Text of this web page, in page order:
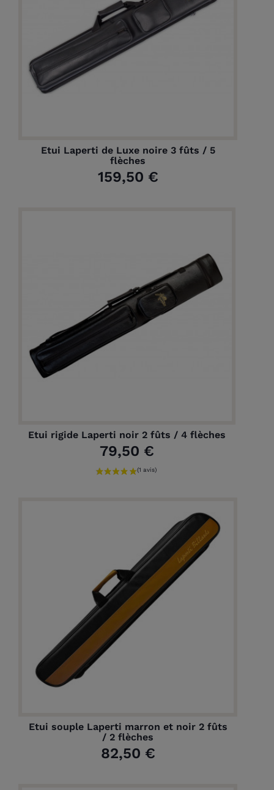
Etui Laperti de Luxe noire 3 fûts / 5
flèches
159,50 €
Etui rigide Laperti noir 2 fûts / 4 flèches
79,50 €
Etui souple Laperti marron et noir 2 fûts
/ 2 flèches
82,50 €